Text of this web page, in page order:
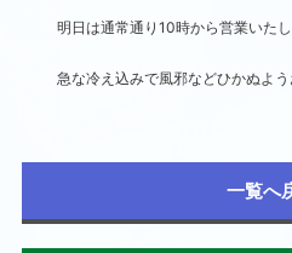
明日は通常通り10時から営業いたし
急な冷え込みで風邪などひかぬよ
一覧へ